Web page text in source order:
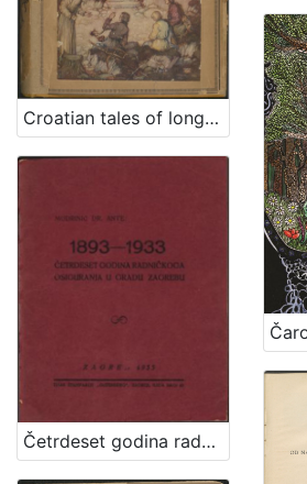
Croatian tales of long ago / by Iv. Berlić-Mažuranić
Četrdeset godina radničkoga osiguranja u gradu Zagrebu : 1893-1933 / Ante Mudrinić